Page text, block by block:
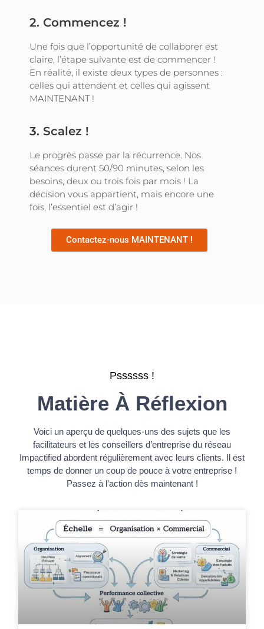
2. Commencez !
Une fois que l’opportunité de collaborer est
claire, l’étape suivante est de commencer !
En réalité, il existe deux types de personnes :
celles qui attendent et celles qui agissent
MAINTENANT !
3. Scalez !
Le progrès passe par la récurrence. Nos
séances durent 50/90 minutes, selon les
besoins, deux ou trois fois par mois ! La
décision vous appartient, mais encore une
fois, l’essentiel est d’agir !
Contactez-nous MAINTENANT !
Pssssss !
Matière À Réflexion
Voici un aperçu de quelques-uns des sujets que les
facilitateurs et les conseillers d’entreprise du réseau
Impactified abordent régulièrement avec leurs clients. Il est
temps de donner un coup de pouce à votre entreprise !
Passez à l’action dès maintenant !